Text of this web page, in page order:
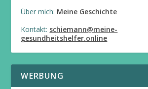
Über mich: Meine Geschichte
Kontakt: schiemann@meine-
gesundheitshelfer.online
WERBUNG